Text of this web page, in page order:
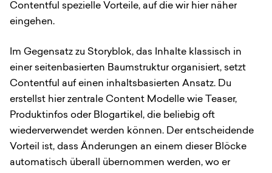
Contentful spezielle Vorteile, auf die wir hier näher
eingehen.
Im Gegensatz zu Storyblok, das Inhalte klassisch in
einer seitenbasierten Baumstruktur organisiert, setzt
Contentful auf einen inhaltsbasierten Ansatz. Du
erstellst hier zentrale Content Modelle wie Teaser,
Produktinfos oder Blogartikel, die beliebig oft
wiederverwendet werden können. Der entscheidende
Vorteil ist, dass Änderungen an einem dieser Blöcke
automatisch überall übernommen werden, wo er